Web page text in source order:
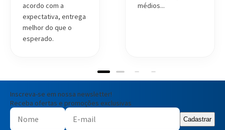
acordo com a
expectativa, entrega
melhor do que o
esperado.
médios...
Inscreva-se em nossa newsletter!
Receba ofertas e promoções exclusivas
Cadastrar